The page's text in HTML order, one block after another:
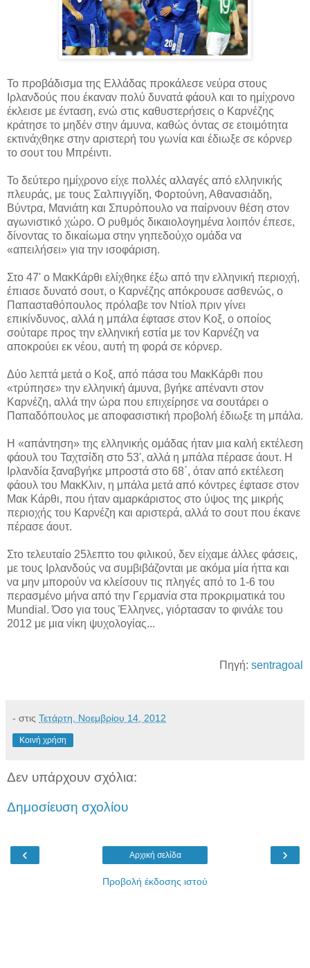
Το προβάδισμα της Ελλάδας προκάλεσε νεύρα στους
Ιρλανδούς που έκαναν πολύ δυνατά φάουλ και το ημίχρονο
έκλεισε με ένταση, ενώ στις καθυστερήσεις ο Καρνέζης
κράτησε το μηδέν στην άμυνα, καθώς όντας σε ετοιμότητα
εκτινάχθηκε στην αριστερή του γωνία και έδιωξε σε κόρνερ
το σουτ του Μπρέιντι.
Το δεύτερο ημίχρονο είχε πολλές αλλαγές από ελληνικής
πλευράς, με τους Σαλπιγγίδη, Φορτούνη, Αθανασιάδη,
Βύντρα, Μανιάτη και Σπυρόπουλο να παίρνουν θέση στον
αγωνιστικό χώρο. Ο ρυθμός δικαιολογημένα λοιπόν έπεσε,
δίνοντας το δικαίωμα στην γηπεδούχο ομάδα να
«απειλήσει» για την ισοφάριση.
Στο 47' ο ΜακΚάρθι ελίχθηκε έξω από την ελληνική περιοχή,
έπιασε δυνατό σουτ, ο Καρνέζης απόκρουσε ασθενώς, ο
Παπασταθόπουλος πρόλαβε τον Ντίολ πριν γίνει
επικίνδυνος, αλλά η μπάλα έφτασε στον Κοξ, ο οποίος
σούταρε προς την ελληνική εστία με τον Καρνέζη να
αποκρούει εκ νέου, αυτή τη φορά σε κόρνερ.
Δύο λεπτά μετά ο Κοξ, από πάσα του ΜακΚάρθι που
«τρύπησε» την ελληνική άμυνα, βγήκε απέναντι στον
Καρνέζη, αλλά την ώρα που επιχείρησε να σουτάρει ο
Παπαδόπουλος με αποφασιστική προβολή έδιωξε τη μπάλα.
Η «απάντηση» της ελληνικής ομάδας ήταν μια καλή εκτέλεση
φάουλ του Ταχτσίδη στο 53', αλλά η μπάλα πέρασε άουτ. Η
Ιρλανδία ξαναβγήκε μπροστά στο 68΄, όταν από εκτέλεση
φάουλ του ΜακΚλιν, η μπάλα μετά από κόντρες έφτασε στον
Μακ Κάρθι, που ήταν αμαρκάριστος στο ύψος της μικρής
περιοχής του Καρνέζη και αριστερά, αλλά το σουτ που έκανε
πέρασε άουτ.
Στο τελευταίο 25λεπτο του φιλικού, δεν είχαμε άλλες φάσεις,
με τους Ιρλανδούς να συμβιβάζονται με ακόμα μία ήττα και
να μην μπορούν να κλείσουν τις πληγές από το 1-6 του
περασμένο μήνα από την Γερμανία στα προκριματικά του
Mundial. Όσο για τους Έλληνες, γιόρτασαν το φινάλε του
2012 με μια νίκη ψυχολογίας...
Πηγή: sentragoal
- στις Τετάρτη, Νοεμβρίου 14, 2012
Κοινή χρήση
Δεν υπάρχουν σχόλια:
Δημοσίευση σχολίου
‹ ›
Αρχική σελίδα
Προβολή έκδοσης ιστού